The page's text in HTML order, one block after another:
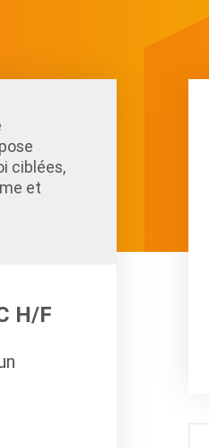
ciblées,
et
H/F